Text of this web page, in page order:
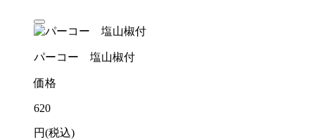
パーコー 塩山椒付
価格
620
円(税込)